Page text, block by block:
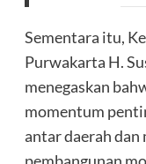
Sementara itu,
Purwakarta H.
menegaskan
momentum
antar daerah dan
pembangunan